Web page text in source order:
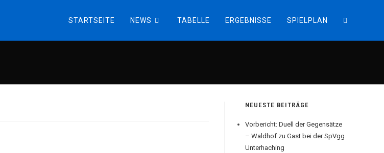
STARTSEITE NEWS TABELLE ERGEBNISSE SPIELPLAN WEBSITE-
NEUESTE BEITRÄGE
Vorbericht: Duell der Gegensätze
– Waldhof zu Gast bei der SpVgg
Unterhaching